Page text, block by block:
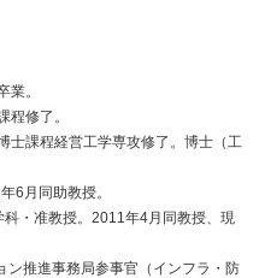
業。
程修了。
士課程経営工学専攻修了。博士（工
6月同助教授。
・准教授。2011年4月同教授、現
推進事務局参事官（インフラ・防